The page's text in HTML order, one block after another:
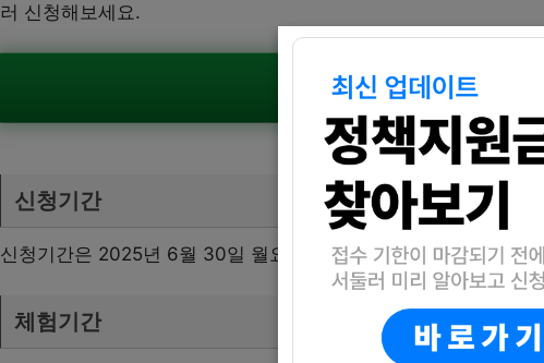
러 신청해보세요.
공식공고 확인하기
신청기간
신청기간은 2025년 6월 30일 월요일부터 시작됩니다.
체험기간